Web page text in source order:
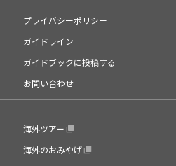
プライバシーポリシー
ガイドライン
ガイドブックに投稿する
お問い合わせ
海外ツアー
海外のおみやげ